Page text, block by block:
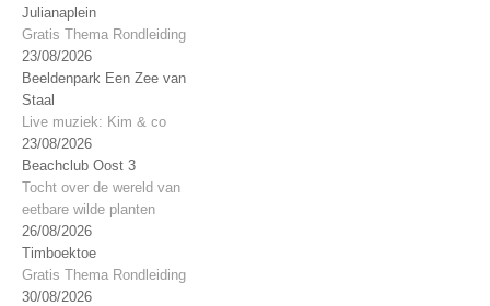
Julianaplein
Gratis Thema Rondleiding
23/08/2026
Beeldenpark Een Zee van
Staal
Live muziek: Kim & co
23/08/2026
Beachclub Oost 3
Tocht over de wereld van
eetbare wilde planten
26/08/2026
Timboektoe
Gratis Thema Rondleiding
30/08/2026